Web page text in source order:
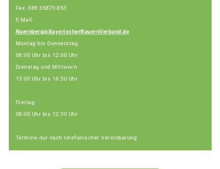
Fax: 089 55873-853
E-Mail:
Nuernberg@BayerischerBauernVerband.de
Montag bis Donnerstag
08:00 Uhr bis 12:00 Uhr
Dienstag und Mittwoch
13:00 Uhr bis 16:30 Uhr
Freitag
08:00 Uhr bis 12:30 Uhr
Termine nur nach telefonischer Vereinbarung